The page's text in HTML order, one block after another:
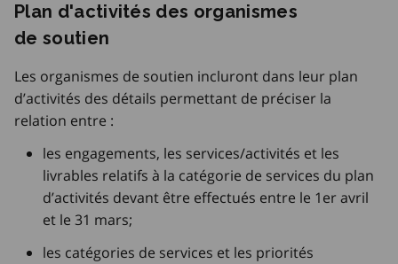
Plan d'activités des organismes
de soutien
Les organismes de soutien incluront dans leur plan
d’activités des détails permettant de préciser la
relation entre :
les engagements, les services/activités et les
livrables relatifs à la catégorie de services du plan
d’activités devant être effectués entre le 1er avril
et le 31 mars;
les catégories de services et les priorités